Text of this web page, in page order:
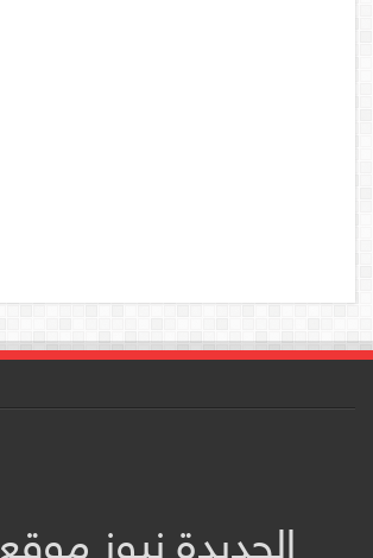
الحديدة نيوز